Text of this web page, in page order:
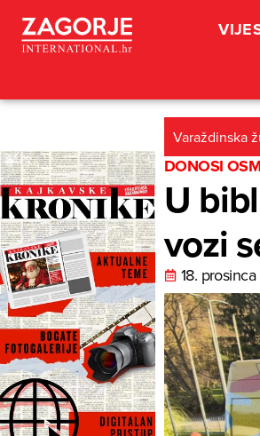
Varaždinska
DONOSI
U
vozi
18.